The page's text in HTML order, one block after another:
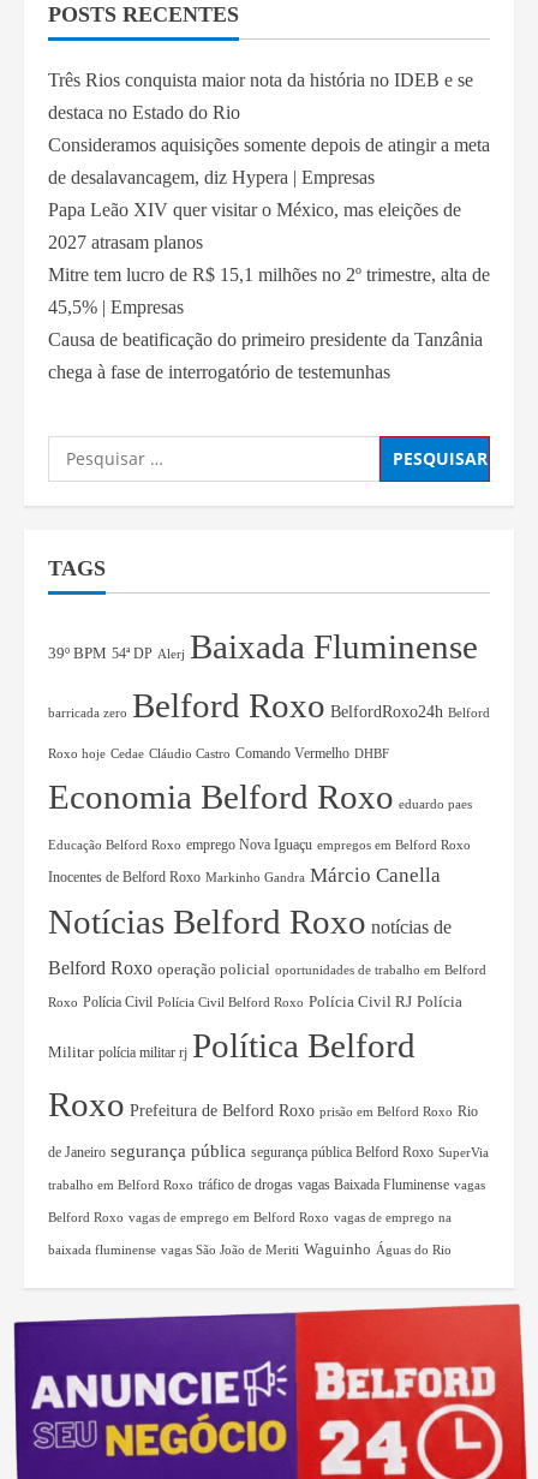
POSTS RECENTES
Três Rios conquista maior nota da história no IDEB e se
destaca no Estado do Rio
Consideramos aquisições somente depois de atingir a meta
de desalavancagem, diz Hypera | Empresas
Papa Leão XIV quer visitar o México, mas eleições de
2027 atrasam planos
Mitre tem lucro de R$ 15,1 milhões no 2º trimestre, alta de
45,5% | Empresas
Causa de beatificação do primeiro presidente da Tanzânia
chega à fase de interrogatório de testemunhas
TAGS
39º BPM 54ª DP Alerj Baixada Fluminense
barricada zero Belford Roxo BelfordRoxo24h Belford
Roxo hoje Cedae Cláudio Castro Comando Vermelho DHBF
Economia Belford Roxo eduardo paes
Educação Belford Roxo emprego Nova Iguaçu empregos em Belford Roxo
Inocentes de Belford Roxo Markinho Gandra Márcio Canella
Notícias Belford Roxo notícias de
Belford Roxo operação policial oportunidades de trabalho em Belford
Roxo Polícia Civil Polícia Civil Belford Roxo Polícia Civil RJ Polícia
Militar polícia militar rj Política Belford
Roxo Prefeitura de Belford Roxo prisão em Belford Roxo Rio
de Janeiro segurança pública segurança pública Belford Roxo SuperVia
trabalho em Belford Roxo tráfico de drogas vagas Baixada Fluminense vagas
Belford Roxo vagas de emprego em Belford Roxo vagas de emprego na
baixada fluminense vagas São João de Meriti Waguinho Águas do Rio